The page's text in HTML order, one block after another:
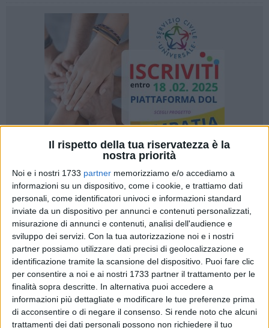
Il rispetto della tua riservatezza è la
nostra priorità
Noi e i nostri 1733 partner memorizziamo e/o accediamo a
informazioni su un dispositivo, come i cookie, e trattiamo dati
personali, come identificatori univoci e informazioni standard
inviate da un dispositivo per annunci e contenuti personalizzati,
misurazione di annunci e contenuti, analisi dell'audience e
sviluppo dei servizi. Con la tua autorizzazione noi e i nostri
partner possiamo utilizzare dati precisi di geolocalizzazione e
identificazione tramite la scansione del dispositivo. Puoi fare clic
per consentire a noi e ai nostri 1733 partner il trattamento per le
finalità sopra descritte. In alternativa puoi accedere a
informazioni più dettagliate e modificare le tue preferenze prima
di acconsentire o di negare il consenso. Si rende noto che alcuni
trattamenti dei dati personali possono non richiedere il tuo
A cura di
FRANCESCO PITTÒ
Lo scorso 16 novembre, nel 7° turno di andata del girone A
del campionato di Prima Categoria Pugliese, Troia-Real
Olimpia Terlizzi terminò 5-1.
Nel pomeriggio di oggi, domenica 1° marzo, alle 15.00, sul
tappeto del "Paolo Poli", nella 19^ giornata i ragazzi guidati
da mister Francesco Larosa vorranno prendersi la rivincita di